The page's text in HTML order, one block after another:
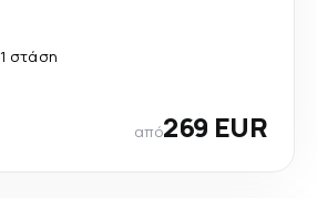
1 στάση
από269 EUR